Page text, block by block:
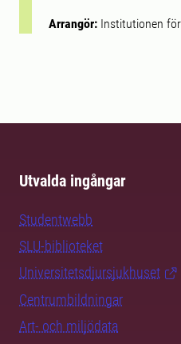
Arrangör: Institutionen
Utvalda ingångar
Studentwebb
SLU-biblioteket
Universitetsdjursjukhuset
Centrumbildningar
Art- och miljödata